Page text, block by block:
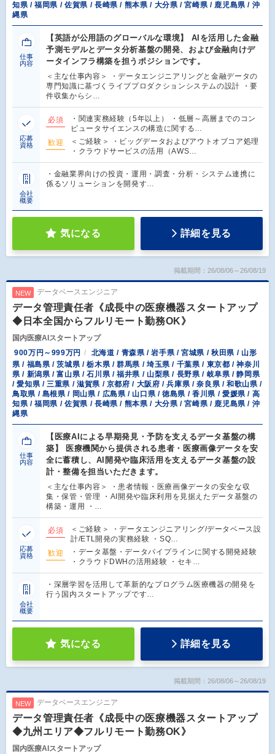
知県 / 福岡県 / 佐賀県 / 長崎県 / 熊本県 / 大分県 / 宮崎県 / 鹿児島県 / 沖
縄県
仕事
内容
【英語が公用語のグローバルな環境】 AIを活用した金融
予測モデルとデータ分析基盤の開発、および金融向けデ
ータインフラ構築を担うポジションです。
＜主な仕事内容＞ ・データエンジニアリングと金融データの
専門知識に基づくライブプロダクションシステムの設計 ・要
件収集からシ…
応募
資格
必須
・関連実務経験（5年以上） ・低層～高層までのコン
ピュータサイエンスの構造に関する…
歓迎
＜ご経験＞ ・ビッグデータおよびアウトオブコア処理
・クラウドサービスの活用（AWS…
会社
概要
・金融業界向けの投資・運用・調査・分析・システム連携に
係るソリューションを開発す…
気になる 詳細を見る
掲載期間：26/08/06～26/08/19
NEW データベースエンジニア
データ管理責任者《成長中の医療機器スタートアップ
◆日本全国からフルリモート勤務OK》
国内医療AIスタートアップ
900万円～999万円
北海道 / 青森県 / 岩手県 / 宮城県 / 秋田県 / 山形
県 / 福島県 / 茨城県 / 栃木県 / 群馬県 / 埼玉県 / 千葉県 / 東京都 / 神奈川
県 / 新潟県 / 富山県 / 石川県 / 福井県 / 山梨県 / 長野県 / 岐阜県 / 静岡県
/ 愛知県 / 三重県 / 滋賀県 / 京都府 / 大阪府 / 兵庫県 / 奈良県 / 和歌山県 /
鳥取県 / 島根県 / 岡山県 / 広島県 / 山口県 / 徳島県 / 香川県 / 愛媛県 / 高
知県 / 福岡県 / 佐賀県 / 長崎県 / 熊本県 / 大分県 / 宮崎県 / 鹿児島県 / 沖
縄県
仕事
内容
【医療AIによる早期発見・予防を支えるデータ基盤の構
築】 医療機関から提供される患者・医療画像データを安
全に蓄積し、AI開発や臨床活用を支えるデータ基盤の設
計・整備を担当いただきます。
＜主な仕事内容＞ ・患者情報・医療画像データの安全な収
集・保管・管理 ・AI開発や臨床利用を見据えたデータ基盤の
構築・運用 ・…
応募
資格
必須
＜ご経験＞ ・データエンジニアリング/データベース設
計/ETL開発の実務経験 ・SQ…
歓迎
・データ基盤・データパイプラインに関する開発経験
・クラウドDWHの活用経験 ・セキ…
会社
概要
・深層学習を活用して革新的なプログラム医療機器の開発を
行う国内スタートアップです…
気になる 詳細を見る
掲載期間：26/08/06～26/08/19
NEW データベースエンジニア
データ管理責任者《成長中の医療機器スタートアップ
◆九州エリア◆フルリモート勤務OK》
国内医療AIスタートアップ